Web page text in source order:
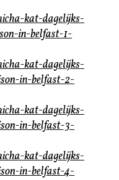
kat-dagelijks-
in-belfast-1-
kat-dagelijks-
in-belfast-2-
kat-dagelijks-
in-belfast-3-
kat-dagelijks-
in-belfast-4-